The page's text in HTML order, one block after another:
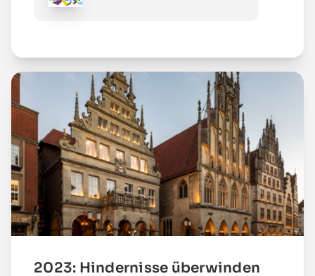
2023: Hindernisse überwinden
Mehr